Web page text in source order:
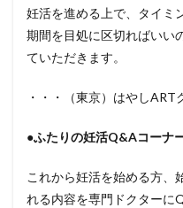
妊活を進める上で、タイミ
期間を目処に区切ればいい
ていただきます。
・・・（東京）はやし
●ふたりの妊活Q&Aコーナ
これから妊活を始める方、
れる内容を専門ドクターに